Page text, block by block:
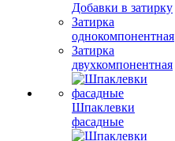
Добавки в затирку
Затирка
однокомпонентная
Затирка
двухкомпонентная
Шпаклевки
фасадные